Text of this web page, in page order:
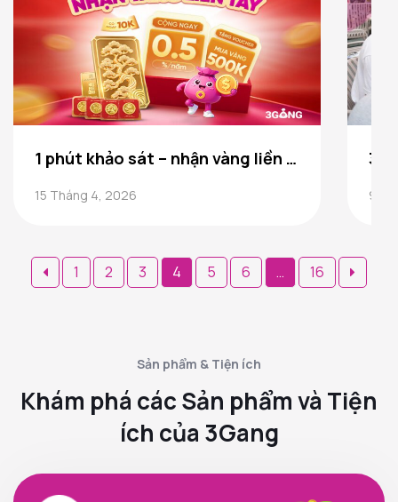
1 phút khảo sát – nhận vàng liền tay, bạn sẵn sàng tham gia chưa
15 Tháng 4, 2026 9
Phân
trang
1 2 3 4 5 6 … 16
Sản phẩm & Tiện ích
Khám phá các Sản phẩm và Tiện
ích của 3Gang